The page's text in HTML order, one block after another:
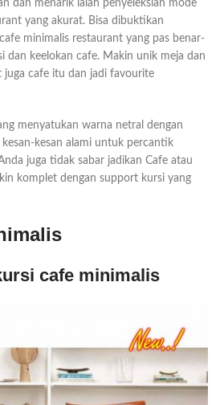
dan menarik ialah penyeleksian mode
yang akurat. Bisa dibuktikan
minimalis restaurant yang pas benar-
dan keelokan cafe. Makin unik meja dan
juga cafe itu dan jadi favourite
menyatukan warna netral dengan
kesan alami untuk percantik
juga tidak sabar jadikan Cafe atau
komplet dengan support kursi yang
cafe minimalis